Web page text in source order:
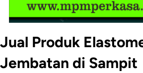
Jual Produk
Jembatan di Sampit